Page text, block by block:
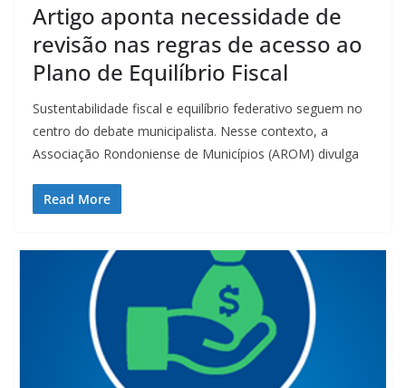
Artigo aponta necessidade de
revisão nas regras de acesso ao
Plano de Equilíbrio Fiscal
Sustentabilidade fiscal e equilíbrio federativo seguem no
centro do debate municipalista. Nesse contexto, a
Associação Rondoniense de Municípios (AROM) divulga
Read More